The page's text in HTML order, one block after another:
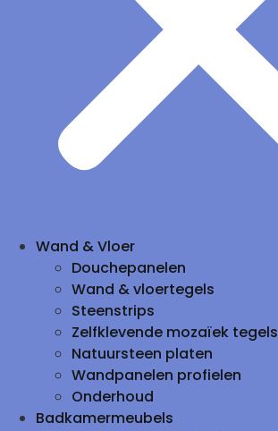
Wand & Vloer
Douchepanelen
Wand & vloertegels
Steenstrips
Zelfklevende mozaïek tegels
Natuursteen platen
Wandpanelen profielen
Onderhoud
Badkamermeubels